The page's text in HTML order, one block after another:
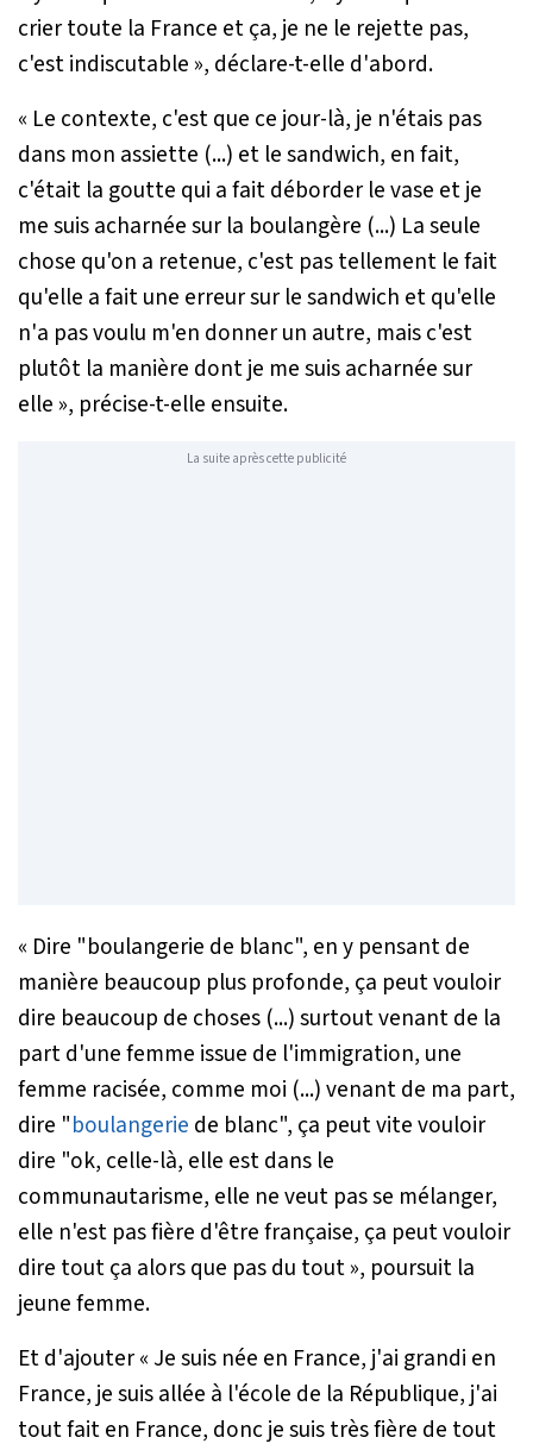
crier toute la France et ça, je ne le rejette pas,
c'est indiscutable », déclare-t-elle d'abord.
« Le contexte, c'est que ce jour-là, je n'étais pas
dans mon assiette (...) et le sandwich, en fait,
c'était la goutte qui a fait déborder le vase et je
me suis acharnée sur la boulangère (...) La seule
chose qu'on a retenue, c'est pas tellement le fait
qu'elle a fait une erreur sur le sandwich et qu'elle
n'a pas voulu m'en donner un autre, mais c'est
plutôt la manière dont je me suis acharnée sur
elle », précise-t-elle ensuite.
La suite après cette publicité
« Dire "boulangerie de blanc", en y pensant de
manière beaucoup plus profonde, ça peut vouloir
dire beaucoup de choses (...) surtout venant de la
part d'une femme issue de l'immigration, une
femme racisée, comme moi (...) venant de ma part,
dire "boulangerie de blanc", ça peut vite vouloir
dire "ok, celle-là, elle est dans le
communautarisme, elle ne veut pas se mélanger,
elle n'est pas fière d'être française, ça peut vouloir
dire tout ça alors que pas du tout», poursuit la
jeune femme.
Et d'ajouter « Je suis née en France, j'ai grandi en
France, je suis allée à l'école de la République, j'ai
tout fait en France, donc je suis très fière de tout